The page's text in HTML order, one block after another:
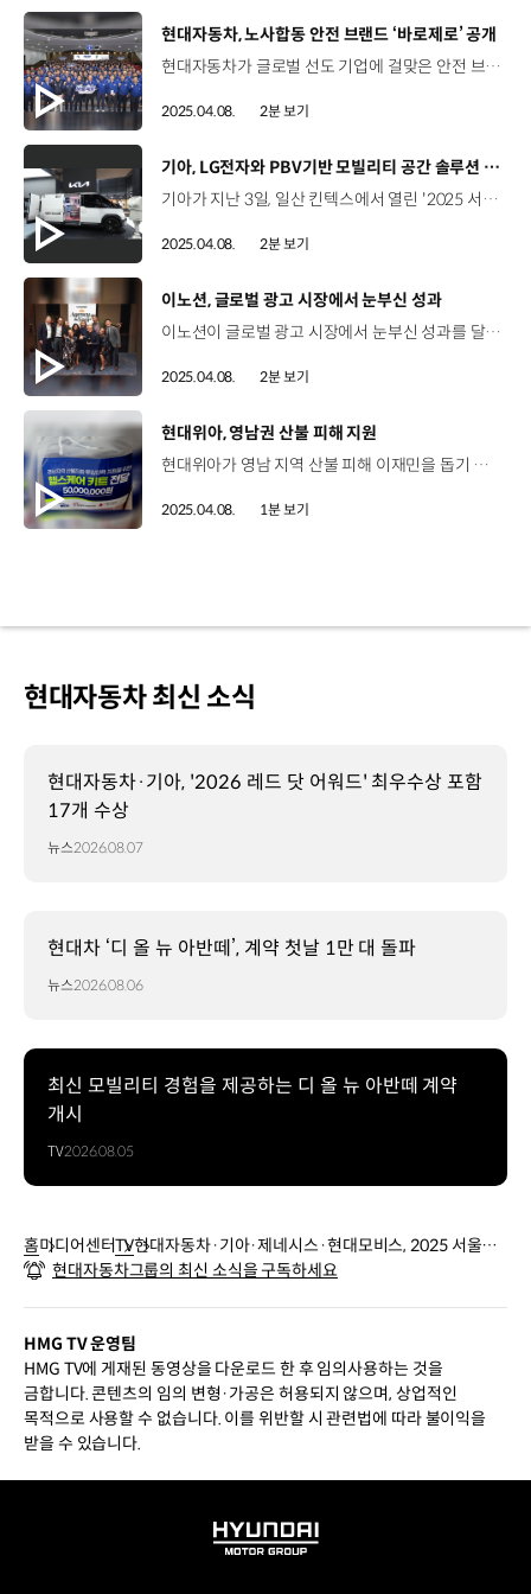
[동영상]
현대자동차, 노사합동 안전 브랜드 ‘바로제로’ 공개
현대자동차가 글로벌 선도 기업에 걸맞은 안전 브랜드, ‘바로제로’를 공개했습니다. 현대자동차는 지난달 31일, 울산 공장에서 최고안전책임자 이동석 사장, 문용문 금속노조 현대자동차지부장 등 임직원 170여 명이 참석한 가운데 ‘바로제로’ 공개 행사를 진행했는데요. ‘바로제로’는 중대재해를 예방하고 안전 문화를 구축하기 위해 만들어진 브랜드로, 안전 수칙은 ‘올바로’ 지키고, 위험 요인 발견 시 ‘바로’ 동료와 소통하며, 사업장 내 위험 요소는 ‘제로(0)’로 만들겠다는 의미가 담겼습니다. 김상윤 책임매니저 / 현대자동차 안전문화교육팀안전브랜드 ‘바로제로’는 현대자동차 사업장 안전 공통의 목표점이자 행동 방침을 의미합니다. 앞으로 안전은 바로, 위험은 제로 ‘바로제로’를 꼭 기억해주시고 현업에서 안전을 최우선으로 고려해주시면 감사하겠습니다 각 사업장에서는 업무를 시작할 때 바로제로의 슬로건, ‘안전은 바로, 위험은 제로’를 구호로 사용할 계획인데요. 이와 함께 현대자동차는 바로제로 캐릭터와 로고가 새겨진 안전 용품 등을 제작해 각 사업장에서 활용할 수 있도록 하고, 울산에서 시작한 바로제로를 국내 생산거점과 연구소, 하이테크센터까지 확대해 나갈 예정입니다.
2025.04.08. 2분 보기
[동영상]
기아, LG전자와 PBV기반 모빌리티 공간 솔루션 MOU
기아가 지난 3일, 일산 킨텍스에서 열린 '2025 서울모빌리티쇼'에서 LG전자와 PBV기반의 모빌리티 공간 솔루션 구현을 위한 업무 협약(MOU)을 체결했습니다. 협약식에는 기아 국내사업본부장 정원정 부사장, LG전자 HS사업본부장 류재철 사장 등이 참석했으며, 서울모빌리티쇼 기아관에서는 'PV5 슈필라움' 콘셉트카 2종을 함께 공개했습니다. 이향은 상무 / LG전자 HS사업본부 슈필라움은 그동안 LG전자가 구현한 AI홈에서 제공했던 초개인화된 경험을 PBV와 같은 모빌리티에서도 지속해나갈 수 있는 새로운 사업 모델의 시작이 될 것입니다. 모바일 오피스용 '슈필라움 스튜디오'와 차크닉용 '슈필라움 글로우캐빈'는 스타일러와 스마트미러, 냉장고와 와인셀러 등 PBV 맞춤형 모듈 가전이 탑재돼 차별화된 고객경험을 제공합니다. 박정식 팀장 / 기아 국내PBV컨버전팀 LG전자와 협업한 슈필라움 프로젝트는 PBV의 무한한 확장성을 구현했다는 점에서 큰 의미를 가진다고 생각합니다. 라이프 스타일을 새롭게 개척해 나가는 모델로 만들어 보겠습니다. 기아와 LG전자는 내년 하반기 시장진출을 목표로 기술 협력을 본격화하고 고객 맞춤형 모빌리티 경험을 구현할 예정입니다.
2025.04.08. 2분 보기
[동영상]
이노션, 글로벌 광고 시장에서 눈부신 성과
이노션이 글로벌 광고 시장에서 눈부신 성과를 달성하고 있습니다. 이노션은 아시아 태평양 지역 대표 광고제인 ‘애드페스트(ADFEST) 2025’ 에서 현대자동차와 공동 기획, 제작한 ‘밤낚시’ 캠페인으로 브랜드 경험부문에서 금상을 비롯해, 엔터테인먼트 등 총 4개 카테고리에서 본상 5개를 수상했는데요, 밤낚시 캠페인은 단순한 광고의 형식을 넘어 자동차의 시선으로 스토리를 전개해 획기적이고 새로운 접근 방식을 보여줬다며 큰 호평을 받았습니다. 또한 이노션 미국 자회사 ‘캔버스 월드와이드’는 글로벌 광고/마케팅 전문지 ‘Campagin US’가 선정하는 ‘2025 올해의 미디어 에이전시’에 이름을 올렸습니다. Campaign US는 매년 업계 리더십과 비즈니스 성과, 조직 문화 등을 바탕으로 엄격하고 까다로운 심사를 거쳐 수상자를 발표하기로 유명한데요. 캔버스가 설립 10년 만에 미주지역 ‘올해의 미디어 에이전시’ 1위를 달성하며 미국 최고의 미디어 대행사임을 입증했습니다. 폴 울밍턴 CEO / 캔버스 월드와이드이번 Campagin US ‘올해의 미디어 에이전시’ 1위 수상은 미국 시장에서의 현대자동차, 기아, 제네시스와의 특별한 관계도 한몫했습니다. 이노션과 캔버스가 함께 나아가는 길에는 한계가 없으며 앞으로도 많은 성공을 거둘 수 있기를 기대합니다. 특히 캔버스는 데이터 기반 전략과 혁신적인 미디어 솔루션 제공, 뛰어난 클라이언트 성과 등에서 높은 평가를 받았습니다.
2025.04.08. 2분 보기
[동영상]
현대위아, 영남권 산불 피해 지원
현대위아가 영남 지역 산불 피해 이재민을 돕기 위해 '사랑의 밥차'를 지원하고 식사를 제공하는 등 봉사활동에 나섰습니다. 현대위아 직원 봉사단은 지난달 28일부터 30일까지 250여 명의 이재민이 모인 청송국민체육센터를 찾아 총 네 번의 식사를 제공했는데요. 이를 위한 밥차와 식사 준비에 필요한 모든 경비는 현대위아 임직원들의 급여를 모아 마련된 것이어서 그 의미를 더했습니다. 또한, 현대위아는 산불 진화 소방관들을 위해 경남 사회복지공동모금회에 5천만 원을 기탁해 1,600여 명의 소방관들에게 '헬스케어 키트'를 지원하고 산불 진화 헬기 부품 점검을 위해 관련 분야 전문 직원을 파견하는 등 다양한 지원활동을 펼쳤습니다.
2025.04.08. 1분 보기
현대자동차 최신 소식
현대자동차·기아, '2026 레드 닷 어워드' 최우수상 포함
17개 수상
뉴스2026.08.07
현대차 ‘디 올 뉴 아반떼’, 계약 첫날 1만 대 돌파
뉴스2026.08.06
최신 모빌리티 경험을 제공하는 디 올 뉴 아반떼 계약
개시
TV2026.08.05
홈미디어센터TV현대자동차·기아·제네시스·현대모비스, 2025 서울모
빌리티쇼 참가
현대자동차그룹의 최신 소식을 구독하세요
HMG TV 운영팀
HMG TV에 게재된 동영상을 다운로드 한 후 임의사용하는 것을
금합니다. 콘텐츠의 임의 변형·가공은 허용되지 않으며, 상업적인
목적으로 사용할 수 없습니다. 이를 위반할 시 관련법에 따라 불이익을
받을 수 있습니다.
HYUNDAI